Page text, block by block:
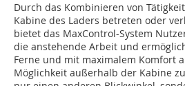
Durch das Kombinieren von
Kabine des Laders betreten oder
bietet das MaxControl-System
die anstehende Arbeit und
Ferne und mit maximalem Komfort
Möglichkeit außerhalb der Kabine